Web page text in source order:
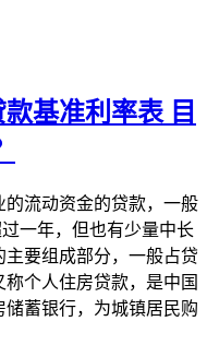
基准利率表 目
流动资金的贷款，一般
一年，但也有少量中长
要组成部分，一般占贷
个人住房贷款，是中国
蓄银行，为城镇居民购